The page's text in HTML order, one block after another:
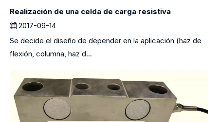
Realización de una celda de carga resistiva
2017-09-14
Se decide el diseño de depender en la aplicación (haz de
flexión, columna, haz d...